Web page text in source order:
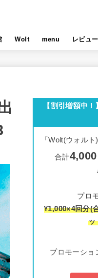
Wolt menu レビュ
【割引増額中
「Wolt(ウォル
合計
プロ
¥1,000×4回分(
ッ
プロモーショ